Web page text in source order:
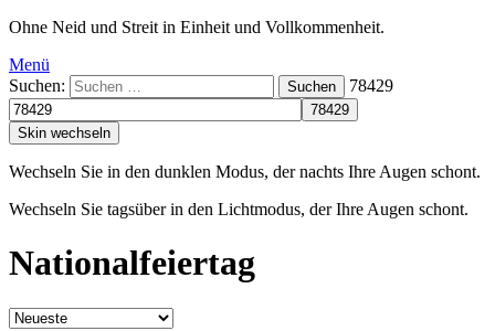
Ohne Neid und Streit in Einheit und Vollkommenheit.
Menü
Suchen:
Suchen 78429
Skin wechseln
Wechseln Sie in den dunklen Modus, der nachts Ihre Augen schont.
Wechseln Sie tagsüber in den Lichtmodus, der Ihre Augen schont.
Nationalfeiertag